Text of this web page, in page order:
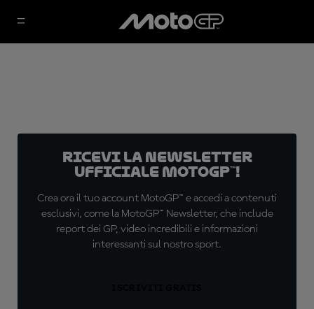
Ricevi la newsletter
ufficiale MotoGP™!
Crea ora il tuo account MotoGP™ e accedi a contenuti
esclusivi, come la MotoGP™ Newsletter, che include
report dei GP, video incredibili e informazioni
interessanti sul nostro sport.